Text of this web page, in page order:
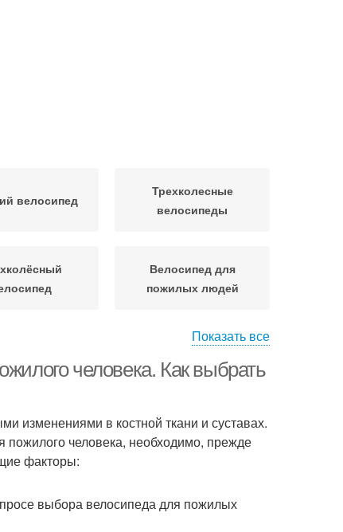
велосипед
Трехколесные
велосипеды
Велосипед для
пожилых людей
Показать все
человека. Как выбрать
изменениями в костной ткани и суставах.
человека, необходимо, прежде
факторы:
выбора велосипеда для пожилых